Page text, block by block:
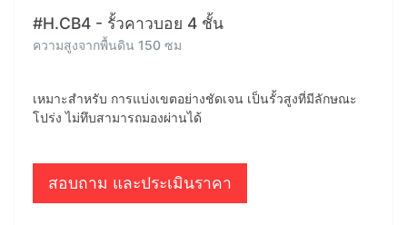
#H.CB4 - รั้วคาวบอย 4 ชั้น
ความสูงจากพื้นดิน 150 ซม
เหมาะสำหรับ การแบ่งเขตอย่างชัดเจน เป็นรั้วสูงที่มีลักษณะ
โปร่ง ไม่ทึบสามารถมองผ่านได้
สอบถาม และประเมินราคา